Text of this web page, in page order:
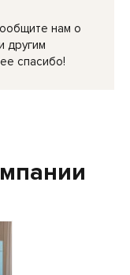
нам о
другим
спасибо!